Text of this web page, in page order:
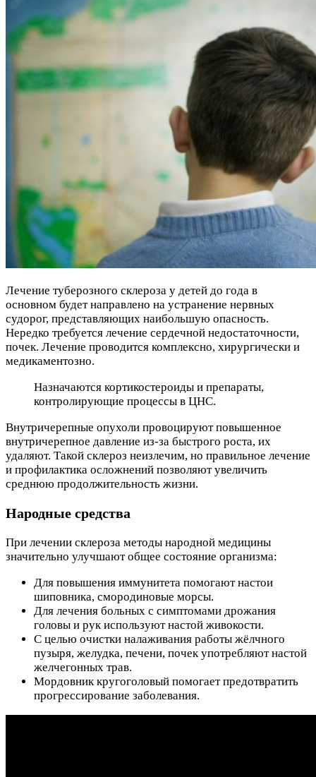
Лечение туберозного склероза у детей до года в
основном будет направлено на устранение нервных
судорог, представляющих наибольшую опасность.
Нередко требуется лечение сердечной недостаточности,
почек. Лечение проводится комплексно, хирургически и
медикаментозно.
Назначаются кортикостероиды и препараты,
контролирующие процессы в ЦНС.
Внутричерепные опухоли провоцируют повышенное
внутричерепное давление из-за быстрого роста, их
удаляют. Такой склероз неизлечим, но правильное лечение
и профилактика осложнений позволяют увеличить
среднюю продолжительность жизни.
Народные средства
При лечении склероза методы народной медицины
значительно улучшают общее состояние организма:
Для повышения иммунитета помогают настои
шиповника, смородиновые морсы.
Для лечения больных с симптомами дрожания
головы и рук используют настой живокости.
С целью очистки налаживания работы жёлчного
пузыря, желудка, печени, почек употребляют настой
желчегонных трав.
Мордовник кругоголовый помогает предотвратить
прогрессирование заболевания.